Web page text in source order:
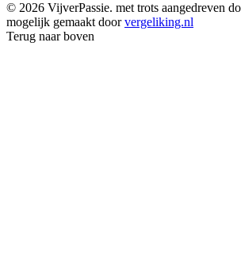
© 2026 VijverPassie. met trots aangedreven
mogelijk gemaakt doorvergeliking.nl
Terug naar boven